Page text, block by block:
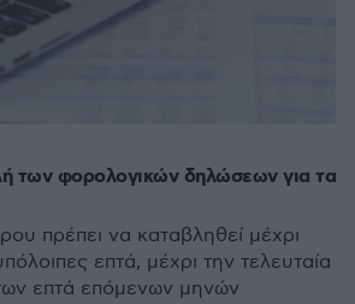
των φορολογικών δηλώσεων για τα
πρέπει να καταβληθεί μέχρι
επτά, μέχρι την τελευταία
επτά επόμενων μηνών